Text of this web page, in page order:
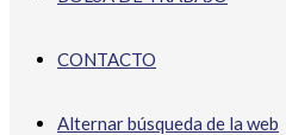
CONTACTO
Alternar búsqueda de la web